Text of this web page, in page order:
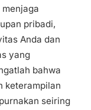
pribadi,
Anda dan
yang
bahwa
keterampilan
seiring